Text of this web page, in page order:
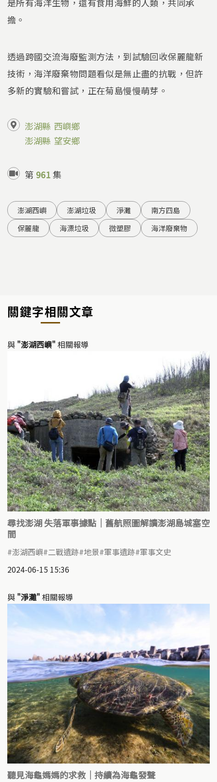
是所有海洋生物，還有食用海鮮的人類，共同承
擔。
透過跨國交流海廢監測方法，到試驗回收保麗龍新
技術，海洋廢棄物問題看似是無止盡的抗戰，但許
多新的實驗和嘗試，正在菊島慢慢萌芽。
澎湖縣 西嶼鄉
澎湖縣 望安鄉
第 961集
澎湖西嶼 澎湖垃圾 淨灘
南方四島
保麗龍
海漂垃圾 微塑膠 海洋廢棄物
關鍵字相關文章
與 "澎湖西嶼" 相關報導
尋找澎湖 失落軍事據點｜舊航照圖解讀澎湖島城塞空
間
澎湖西嶼 二戰遺跡 地景 軍事遺跡 軍事文史
2024-06-15 15:36
與 "淨灘" 相關報導
聽見海龜媽媽的求救｜持續為海龜發聲